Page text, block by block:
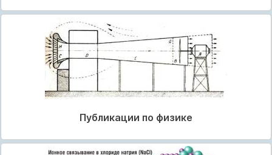
Публикации по физике